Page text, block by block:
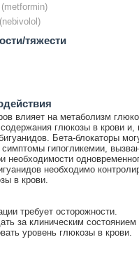
(metformin)
(nebivolol)
тяжести
влияет на метаболизм
глюкозы в крови и,
Бета-блокаторы
гипогликемии,
необходимости
необходимо
в крови.
требует осторожности.
за клиническим состоянием
уровень глюкозы в крови.